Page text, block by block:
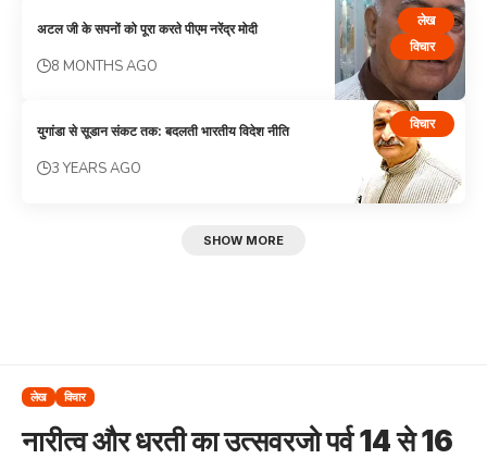
लेख
विचार
अटल जी के सपनों को पूरा करते पीएम नरेंद्र मोदी
8 MONTHS AGO
विचार
युगांडा से सूडान संकट तक: बदलती भारतीय विदेश नीति
3 YEARS AGO
SHOW MORE
लेख विचार
नारीत्व और धरती का उत्सवरजो पर्व 14 से 16